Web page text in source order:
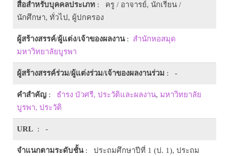
สื่อสำหรับบุคคลประเภท : ครู / อาจารย์, นักเรียน /
นักศึกษา, ทั่วไป, ผู้ปกครอง
ผู้สร้างสรรค์/ผู้แต่ง/เจ้าของผลงาน: สำนักหอสมุด
มหาวิทยาลัยบูรพา
ผู้สร้างสรรค์ร่วม/ผู้แต่งร่วม/เจ้าของผลงานร่วม : -
คำสำคัญ : ธำรง บัวศรี, ประวัติและผลงาน, มหาวิทยาลัย
บูรพา, ประวัติ
URL : -
จำแนกตามระดับชั้น: ประถมศึกษาปีที่ 1 (ป. 1), ประถม